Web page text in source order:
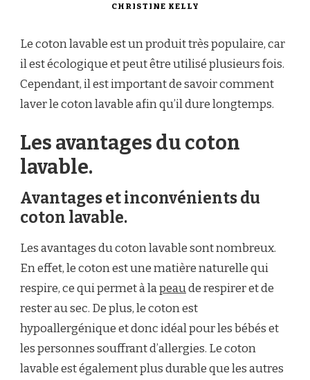
CHRISTINE KELLY
Le coton lavable est un produit très populaire, car
il est écologique et peut être utilisé plusieurs fois.
Cependant, il est important de savoir comment
laver le coton lavable afin qu’il dure longtemps.
Les avantages du coton
lavable.
Avantages et inconvénients du
coton lavable.
Les avantages du coton lavable sont nombreux.
En effet, le coton est une matière naturelle qui
respire, ce qui permet à lapeaude respirer et de
rester au sec. De plus, le coton est
hypoallergénique et donc idéal pour les bébés et
les personnes souffrant d’allergies. Le coton
lavable est également plus durable que les autres